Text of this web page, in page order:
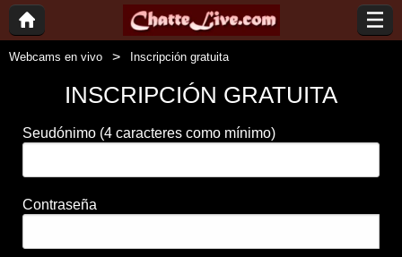
Webcams en vivo Inscripción gratuita
INSCRIPCIÓN GRATUITA
Seudónimo (4 caracteres como mínimo)
Contraseña